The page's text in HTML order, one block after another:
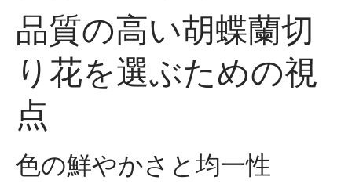
品質の高い胡蝶蘭切
り花を選ぶための視
点
色の鮮やかさと均一性